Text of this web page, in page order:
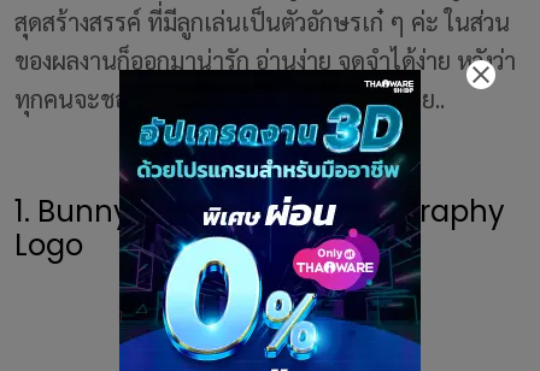
สุดสร้างสรรค์ ที่มีลูกเล่นเป็นตัวอักษรเก๋ ๆ ค่ะ ในส่วน
ของผลงานก็ออกมาน่ารัก อ่านง่าย จดจำได้ง่าย หวังว่า
ทุกคนจะชอบงานของเขานะคะ ไปชมกันเลย..
1. Bunny Word Animal Typography
Logo